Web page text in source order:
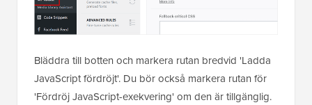
Bläddra till botten och markera rutan bredvid 'Ladda
JavaScript fördröjt'. Du bör också markera rutan för
'Fördröj JavaScript-exekvering' om den är tillgänglig.